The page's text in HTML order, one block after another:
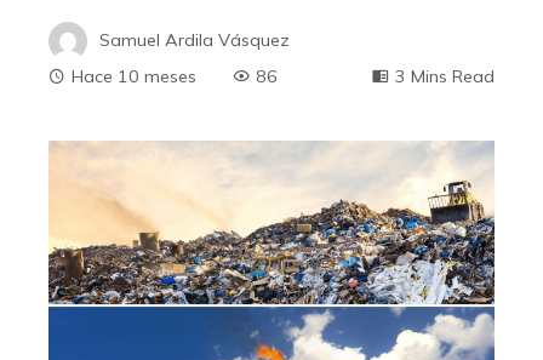
Samuel Ardila Vásquez
Hace 10 meses
86 3 Mins Read